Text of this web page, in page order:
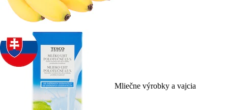
Mliečne výrobky a vajcia